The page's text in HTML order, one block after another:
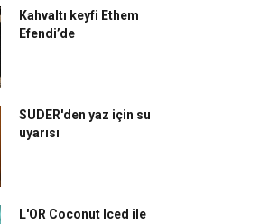
Kahvaltı keyfi Ethem
Efendi’de
SUDER'den yaz için su
uyarısı
L'OR Coconut Iced ile